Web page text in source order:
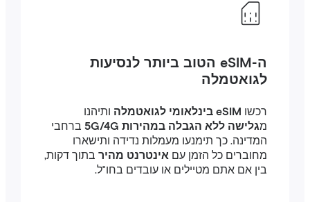
ה-eSIM הטוב ביותר לנסיעות
לגואטמלה
eSIM בינלאומי לגואטמלה
ותיהנו
גלישה ללא הגבלה במהירות 5G/4G
ברחבי
המדינה. כך תימנעו מעמלות נדידה ותישארו
מחוברים כל הזמן עםאינטרנט מהיר בתוך דקות,
בין אם אתם מטיילים או עובדים בחו"ל.